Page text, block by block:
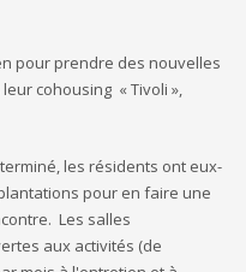
pour prendre des nouvelles
cohousing « Tivoli »,
les résidents ont eux-
pour en faire une
Les salles
aux activités (de